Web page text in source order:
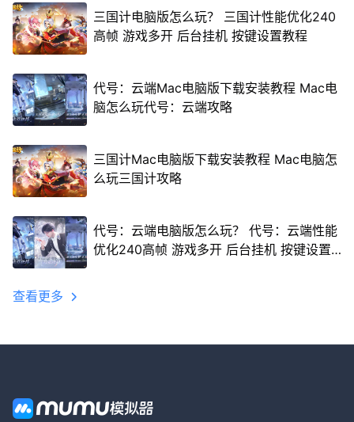
三国计电脑版怎么玩？ 三国计性能优化240
高帧 游戏多开 后台挂机 按键设置教程
代号：云端Mac电脑版下载安装教程 Mac电
脑怎么玩代号：云端攻略
三国计Mac电脑版下载安装教程 Mac电脑怎
么玩三国计攻略
代号：云端电脑版怎么玩？ 代号：云端性能
优化240高帧 游戏多开 后台挂机 按键设置
查看更多